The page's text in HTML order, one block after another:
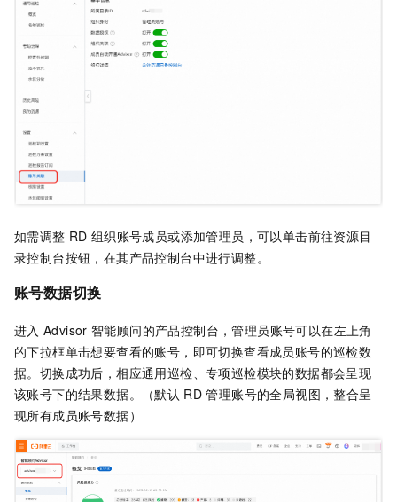
如需调整 RD 组织账号成员或添加管理员，可以单击前往资源目
录控制台按钮，在其产品控制台中进行调整。
账号数据切换
进入 Advisor 智能顾问的产品控制台，管理员账号可以在左上角
的下拉框单击想要查看的账号，即可切换查看成员账号的巡检数
据。切换成功后，相应通用巡检、专项巡检模块的数据都会呈现
该账号下的结果数据。（默认 RD 管理账号的全局视图，整合呈
现所有成员账号数据）